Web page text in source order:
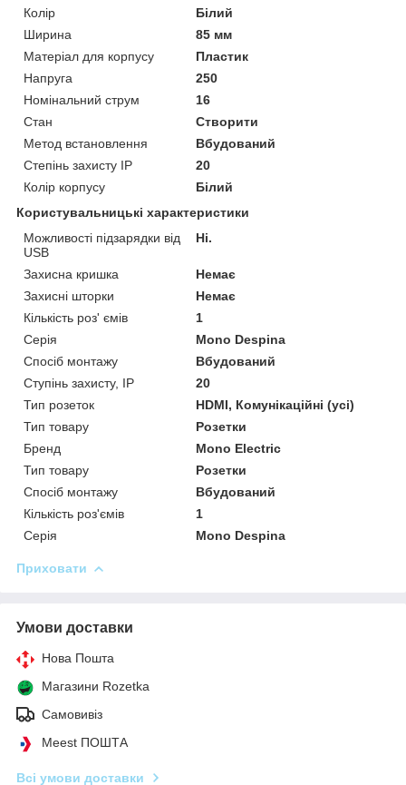
Колір
Білий
Ширина
85 мм
Матеріал для корпусу
Пластик
Напруга
250
Номінальний струм
16
Стан
Створити
Метод встановлення
Вбудований
Степінь захисту IP
20
Колір корпусу
Білий
Користувальницькі характеристики
Можливості підзарядки від
USB
Ні.
Захисна кришка
Немає
Захисні шторки
Немає
Кількість роз' ємів
1
Серія
Mono Despina
Спосіб монтажу
Вбудований
Ступінь захисту, IP
20
Тип розеток
HDMI, Комунікаційні (усі)
Тип товару
Розетки
Бренд
Mono Electric
Тип товару
Розетки
Спосіб монтажу
Вбудований
Кількість роз'ємів
1
Серія
Mono Despina
Приховати
Умови доставки
Нова Пошта
Магазини Rozetka
Самовивіз
Meest ПОШТА
Всі умови доставки